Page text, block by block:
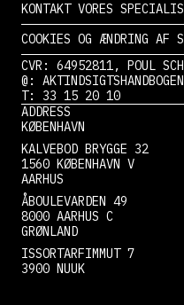
KONTAKT VORES
COOKIES OG ÆNDRING AF
CVR: 64952811, POUL
@:
T: 33 15 20 10
ADDRESS
KØBENHAVN
KALVEBOD BRYGGE 32
1560 KØBENHAVN V
AARHUS
ÅBOULEVARDEN 49
8000 AARHUS C
GRØNLAND
ISSORTARFIMMUT 7
3900 NUUK